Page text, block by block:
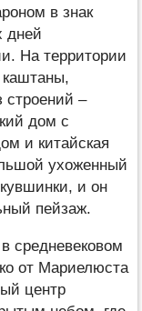
в знак
дней
На территории
каштаны,
строений –
дом с
и китайская
ухоженный
и он
пейзаж.
средневековом
от Мариелюста
центр